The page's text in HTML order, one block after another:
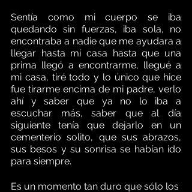
Sentía como mi cuerpo se iba
quedando sin fuerzas, iba sola, no
encontraba a nadie que me ayudara a
llegar hasta mi casa hasta que una
prima llegó a encontrarme, llegué a
mi casa, tiré todo y lo único que hice
fue tirarme encima de mi padre, verlo
ahí y saber que ya no lo iba a
escuchar más, saber que al día
siguiente tenía que dejarlo en un
cementerio solito, que sus abrazos,
sus besos y su sonrisa se habían ido
para siempre.
Es un momento tan duro que sólo los